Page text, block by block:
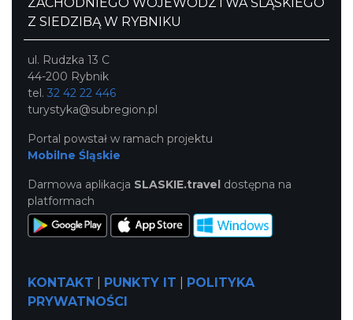
Z SIEDZIBĄ W RYBNIKU
ul. Rudzka 13 C
44-200 Rybnik
tel. 32 42 22 446
turystyka@subregion.pl
Portal powstał w ramach projektu
Mobilne Śląskie
Darmowa aplikacja SLASKIE.travel dostępna na
platformach
KONTAKT PUNKTY IT
POLITYKA
PRYWATNOŚCI